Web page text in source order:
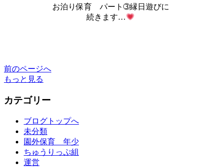
お泊り保育 パート➂縁日遊びに
続きます…
前のページへ
もっと見る
カテゴリー
ブログトップへ
未分類
園外保育 年少
ちゅうりっぷ組
運営